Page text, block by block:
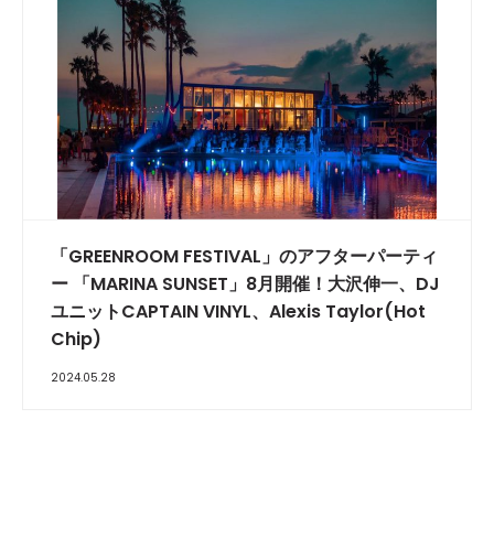
「GREENROOM FESTIVAL」のアフターパーティ
ー 「MARINA SUNSET」8月開催！大沢伸一、DJ
ユニットCAPTAIN VINYL、Alexis Taylor(Hot
Chip)
2024.05.28